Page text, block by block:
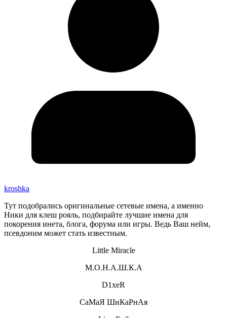
kroshka
Тут подобрались оригинальные сетевые имена, а именно
Ники для клеш рояль, подбирайте лучшие имена для
покорения инета, блога, форума или игры. Ведь Ваш нейм,
псевдоним может стать известным.
Little Miracle
М.О.Н.А.Ш.К.А
D1xeR
СаМаЯ ШиКаРнАя